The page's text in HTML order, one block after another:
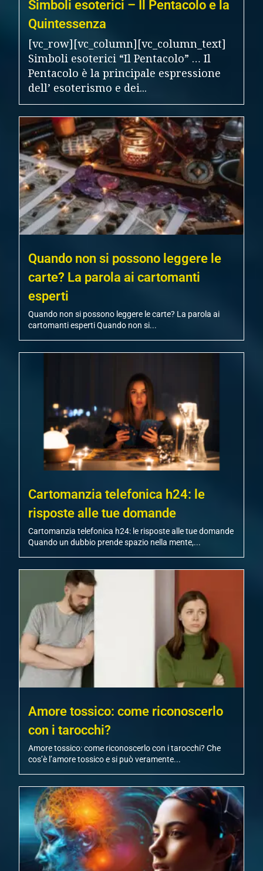
Simboli esoterici – Il Pentacolo e la
Quintessenza
[vc_row][vc_column][vc_column_text]
Simboli esoterici “Il Pentacolo” … Il
Pentacolo è la principale espressione
dell’ esoterismo e dei...
Quando non si possono leggere le
carte? La parola ai cartomanti
esperti
Quando non si possono leggere le carte? La parola ai
cartomanti esperti Quando non si...
Cartomanzia telefonica h24: le
risposte alle tue domande
Cartomanzia telefonica h24: le risposte alle tue domande
Quando un dubbio prende spazio nella mente,...
Amore tossico: come riconoscerlo
con i tarocchi?
Amore tossico: come riconoscerlo con i tarocchi? Che
cos’è l’amore tossico e si può veramente...